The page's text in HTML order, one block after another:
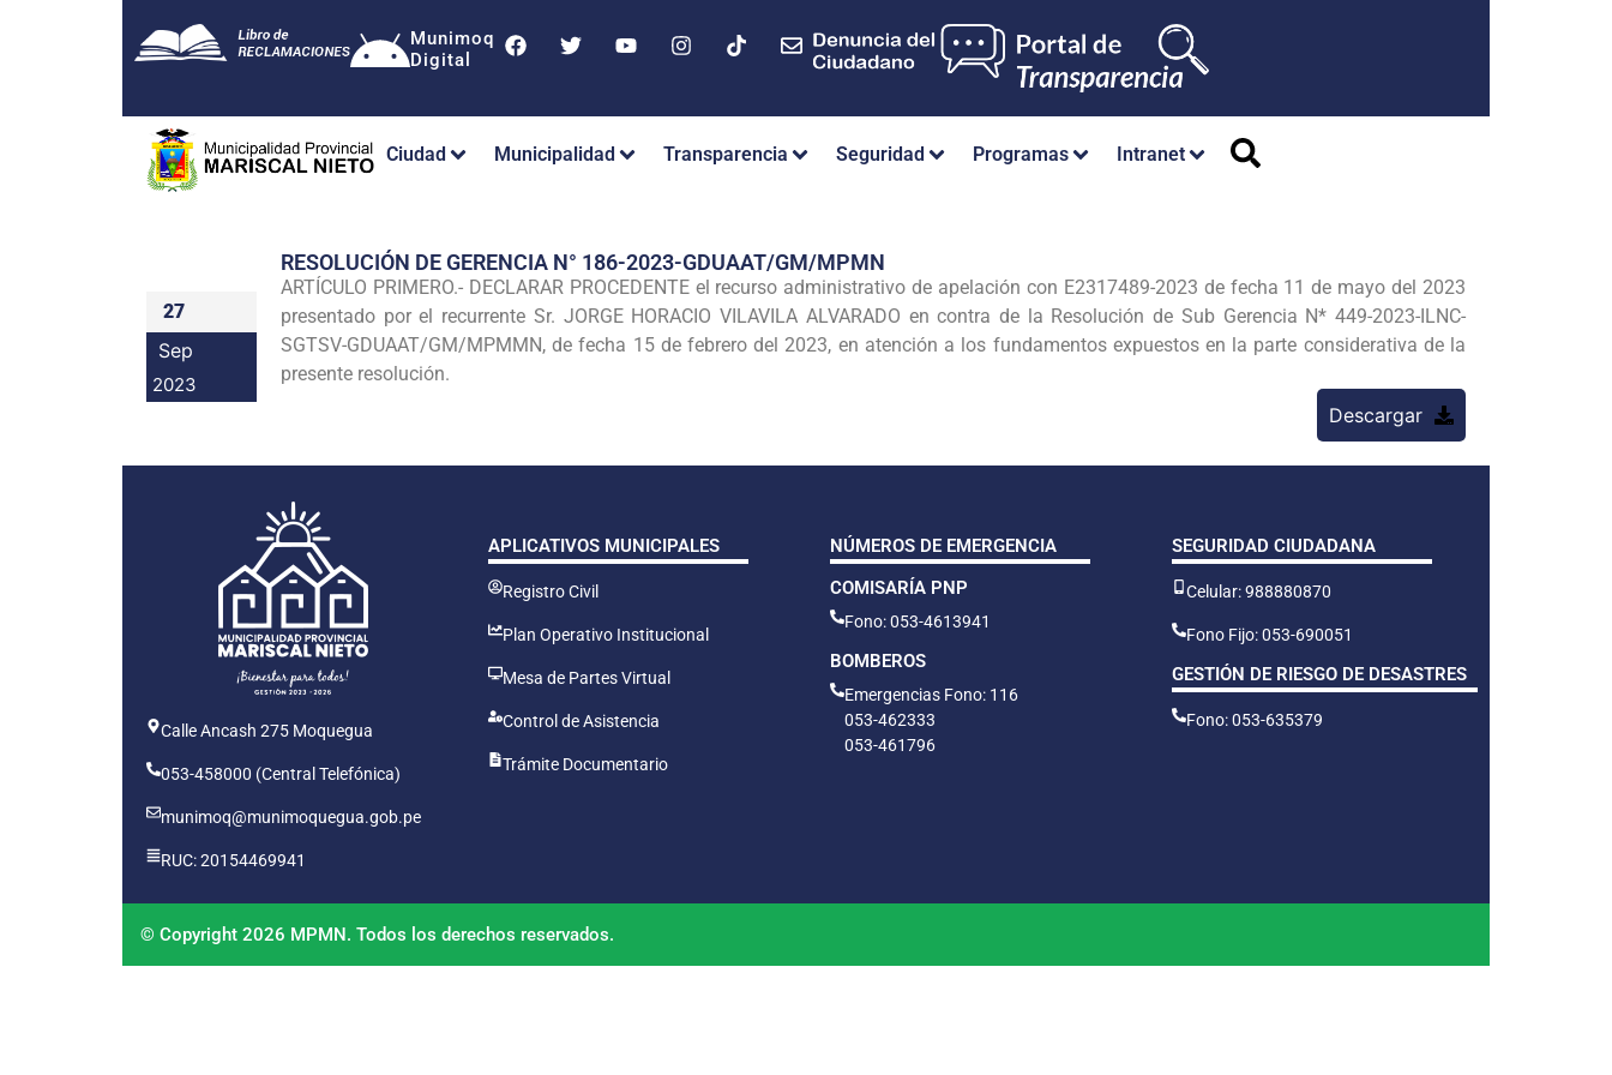
Munimoq
Digital
Ciudad Municipalidad Transparencia Seguridad Programas Intranet
27
Sep
2023
RESOLUCIÓN DE GERENCIA N° 186-2023-GDUAAT/GM/MPMN
ARTÍCULO PRIMERO.- DECLARAR PROCEDENTE el recurso administrativo de apelación con E2317489-2023 de fecha 11 de mayo del 2023
presentado por el recurrente Sr. JORGE HORACIO VILAVILA ALVARADO en contra de la Resolución de Sub Gerencia N* 449-2023-ILNC-
SGTSV-GDUAAT/GM/MPMMN, de fecha 15 de febrero del 2023, en atención a los fundamentos expuestos en la parte considerativa de la
presente resolución.
Descargar
Calle Ancash 275 Moquegua
053-458000 (Central Telefónica)
munimoq@munimoquegua.gob.pe
RUC: 20154469941
APLICATIVOS MUNICIPALES
Registro Civil
Plan Operativo Institucional
Mesa de Partes Virtual
Control de Asistencia
Trámite Documentario
NÚMEROS DE EMERGENCIA
COMISARÍA PNP
Fono: 053-4613941
BOMBEROS
Emergencias Fono: 116
053-462333
053-461796
SEGURIDAD CIUDADANA
Celular: 988880870
Fono Fijo: 053-690051
GESTIÓN DE RIESGO DE DESASTRES
Fono: 053-635379
© Copyright 2026 MPMN. Todos los derechos reservados.